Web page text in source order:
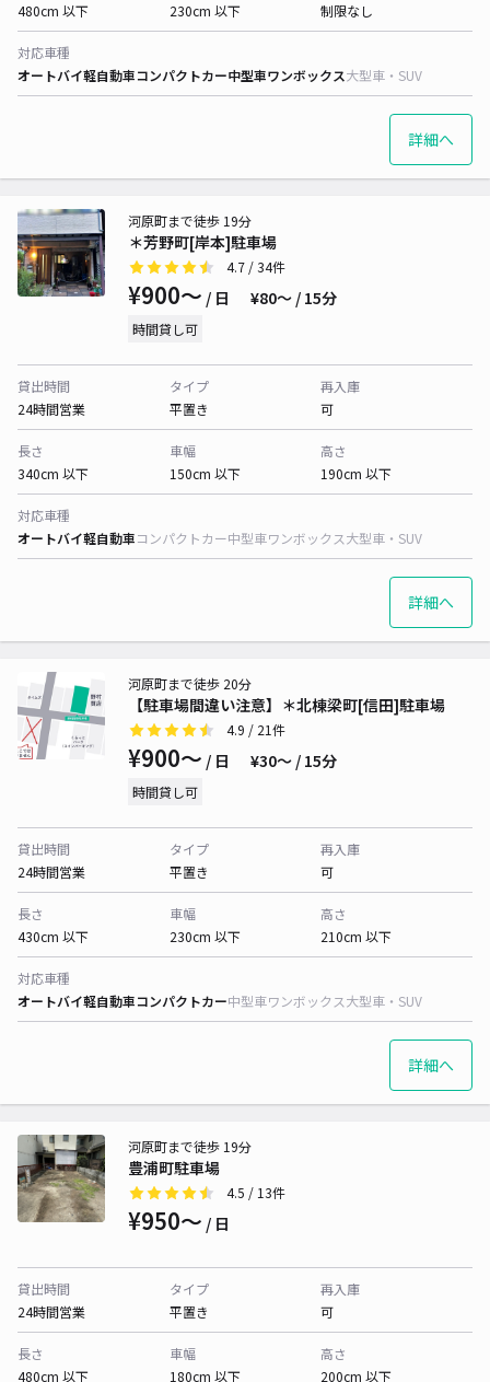
480cm 以下
230cm 以下
制限なし
対応車種
オートバイ軽自動車コンパクトカー中型車ワンボックス大型車・SUV
詳細へ
＊芳野町[岸本]駐車場
河原町まで徒歩 19分
4.7 / 34件
¥900〜 / 日 ¥80〜 / 15分
時間貸し可
貸出時間
24時間営業
タイプ
平置き
再入庫
可
長さ
340cm 以下
車幅
150cm 以下
高さ
190cm 以下
対応車種
オートバイ軽自動車コンパクトカー中型車ワンボックス大型車・SUV
詳細へ
【駐車場間違い注意】＊北棟梁町[信田]駐車場
河原町まで徒歩 20分
4.9 / 21件
¥900〜 / 日 ¥30〜 / 15分
時間貸し可
貸出時間
24時間営業
タイプ
平置き
再入庫
可
長さ
430cm 以下
車幅
230cm 以下
高さ
210cm 以下
対応車種
オートバイ軽自動車コンパクトカー中型車ワンボックス大型車・SUV
詳細へ
豊浦町駐車場
河原町まで徒歩 19分
4.5 / 13件
¥950〜 / 日
貸出時間
24時間営業
タイプ
平置き
再入庫
可
長さ
480cm 以下
車幅
180cm 以下
高さ
200cm 以下